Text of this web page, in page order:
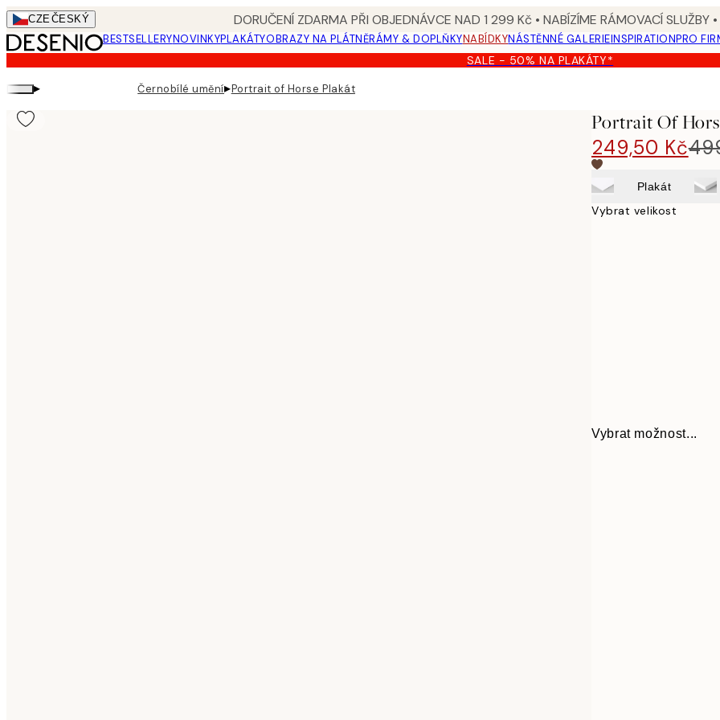
Skip
to
main
content.
CZEČESKÝ DORUČENÍ ZDARMA PŘI OBJEDNÁVCE NAD 1 299 Kč • NABÍZÍME RÁMOVACÍ SLUŽBY
BESTSELLERYNOVINKYPLAKÁTYOBRAZY NA PLÁTNĚRÁMY & DOPLŇKYNABÍDKYNÁSTĚNNÉ GALERIEINSPIRATIONPRO
SALE - 50% NA PLAKÁTY*
▸ Černobílé umění▸Portrait of Horse Plakát
Portrait Of
249,50 Kč
Plakát
Vybrat velikost
Vybrat možnost...